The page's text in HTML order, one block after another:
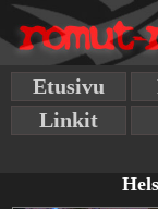
Etusivu
Linkit